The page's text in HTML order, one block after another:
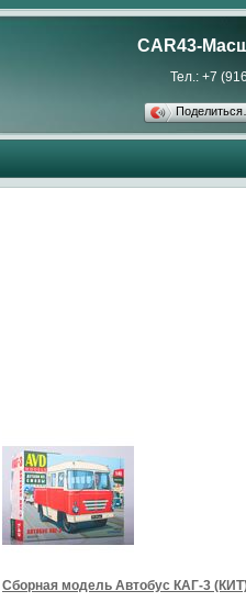
CAR43-
Тел.: +7
Сборная модель Автобус КАГ-3